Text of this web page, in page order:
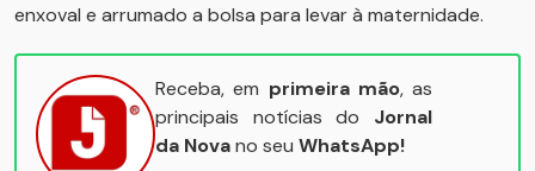
enxoval e arrumado a bolsa para levar à maternidade.
Receba, em primeira mão, as
principais notícias do Jornal
da Novano seu WhatsApp!